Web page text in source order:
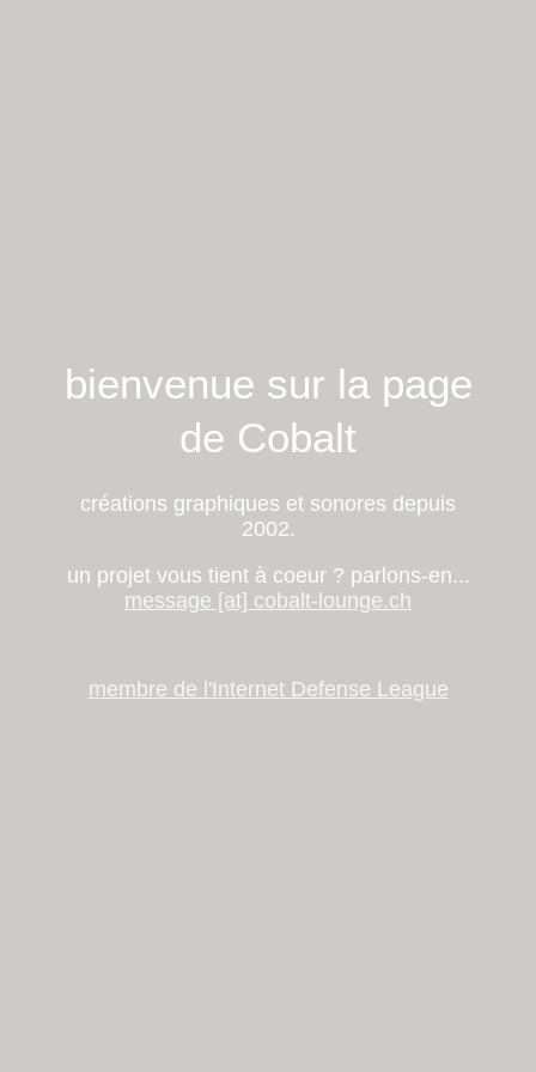
bienvenue sur la page
de Cobalt
créations graphiques et sonores depuis
2002.
un projet vous tient à coeur ? parlons-en...
message [at] cobalt-lounge.ch
membre de l'Internet Defense League